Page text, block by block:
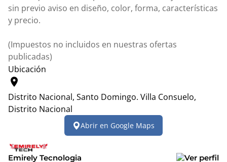
sin previo aviso en diseño, color, forma, características
y precio.
(Impuestos no incluidos en nuestras ofertas
publicadas)
Ubicación
location_on
Distrito Nacional, Santo Domingo. Villa Consuelo,
Distrito Nacional
−
Abrir en Google Maps
Emirely Tecnologia